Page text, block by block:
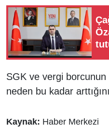
SGK ve vergi borcunun
neden bu kadar
Kaynak: Haber Merkezi